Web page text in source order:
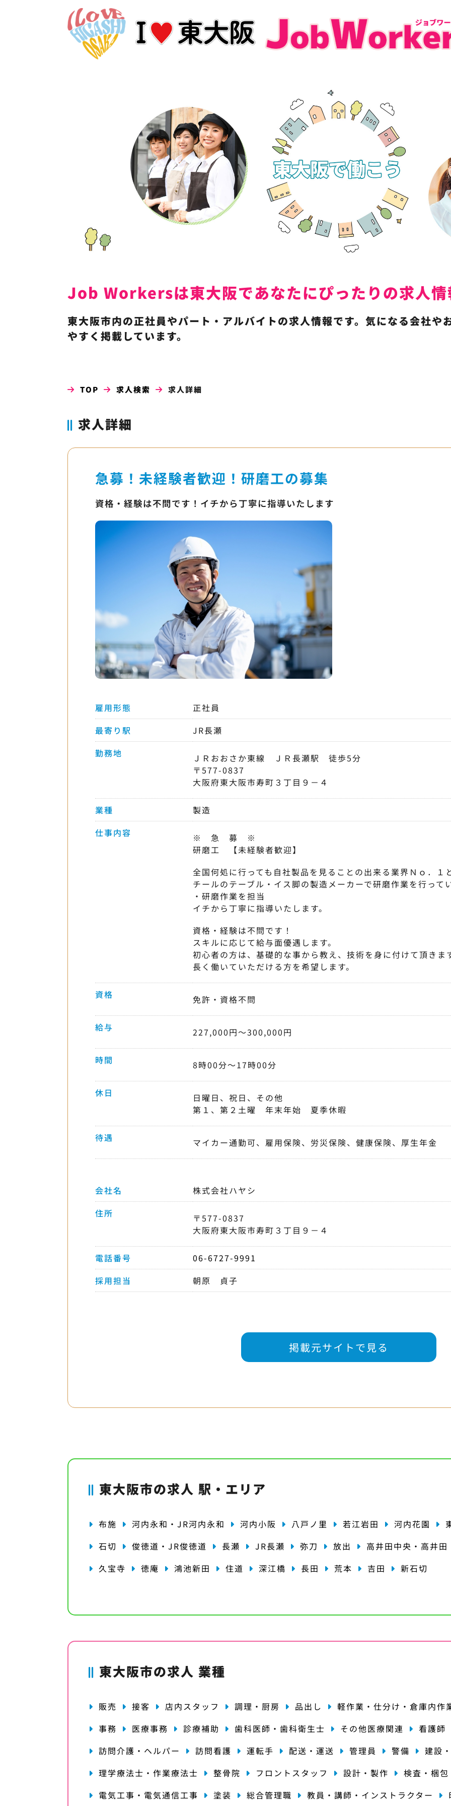
Job Workersは東大阪であなたにぴったりの求人情
東大阪市内の正社員やパート・アルバイトの求人情報です。気になる会社や
やすく掲載しています。
TOP 求人検索 求人詳細
求人詳細
急募！未経験者歓迎！研磨工の募集
資格・経験は不問です！イチから丁寧に指導いたします
雇用形態
正社員
最寄り駅
JR長瀬
勤務地
ＪＲおおさか東線 ＪＲ長瀬駅 徒歩5分
〒577-0837
大阪府東大阪市寿町３丁目９－４
業種
製造
仕事内容
※ 急 募 ※
研磨工 【未経験者歓迎】
全国何処に行っても自社製品を見ることの出来る業界Ｎｏ．１
チールのテーブル・イス脚の製造メーカーで研磨作業を行って
・研磨作業を担当
イチから丁寧に指導いたします。
資格・経験は不問です！
スキルに応じて給与面優遇します。
初心者の方は、基礎的な事から教え、技術を身に付けて頂きま
長く働いていただける方を希望します。
資格 免許・資格不問
給与 227,000円〜300,000円
時間 8時00分〜17時00分
休日
日曜日、祝日、その他
第１、第２土曜 年末年始 夏季休暇
待遇 マイカー通勤可、雇用保険、労災保険、健康保険、厚生年金
会社名
株式会社ハヤシ
住所
〒577-0837
大阪府東大阪市寿町３丁目９－４
電話番号
06-6727-9991
採用担当
朝原 貞子
掲載元サイトで見る
東大阪市の求人 駅・エリア
布施 河内永和・JR河内永和 河内小阪 八戸ノ里 若江岩田 河内花園
石切
俊徳道・JR俊徳道 長瀬 JR長瀬 弥刀 放出
高井田中央・高井田
久宝寺
徳庵 鴻池新田 住道 深江橋 長田 荒本 吉田 新石切
東大阪市の求人 業種
販売 接客 店内スタッフ 調理・厨房 品出し
軽作業・仕分け・倉庫内作
事務
医療事務 診療補助 歯科医師・歯科衛生士 その他医療関連
看護師
訪問介護・ヘルパー
訪問看護 運転手 配送・運送 管理員 警備
建設
理学療法士・作業療法士
整骨院 フロントスタッフ 設計・製作
検査・梱包
電気工事・電気通信工事
塗装 総合管理職 教員・講師・インストラクター